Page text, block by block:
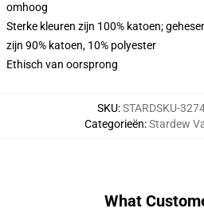
omhoog
Sterke kleuren zijn 100% katoen;
zijn 90% katoen, 10% polyester
Ethisch van oorsprong
SKU:STARDSKU-
Categorieën:Stardew
What